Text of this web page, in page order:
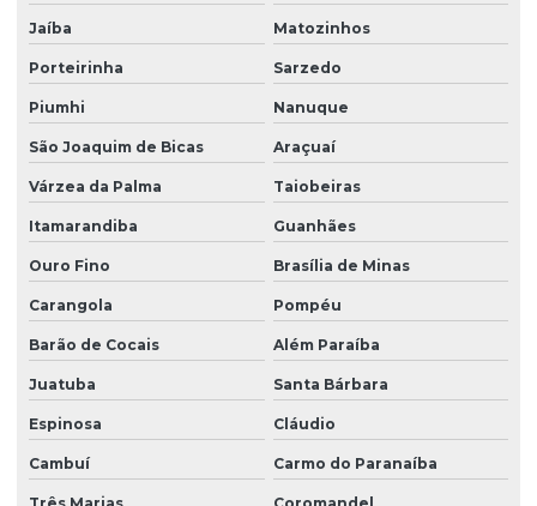
Jaíba Matozinhos
Porteirinha Sarzedo
Piumhi Nanuque
São Joaquim de Bicas Araçuaí
Várzea da Palma Taiobeiras
Itamarandiba Guanhães
Ouro Fino Brasília de Minas
Carangola Pompéu
Barão de Cocais Além Paraíba
Juatuba Santa Bárbara
Espinosa Cláudio
Cambuí Carmo do Paranaíba